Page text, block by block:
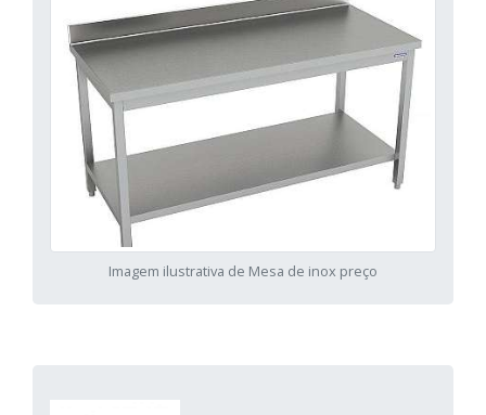
Imagem ilustrativa de Mesa de inox preço